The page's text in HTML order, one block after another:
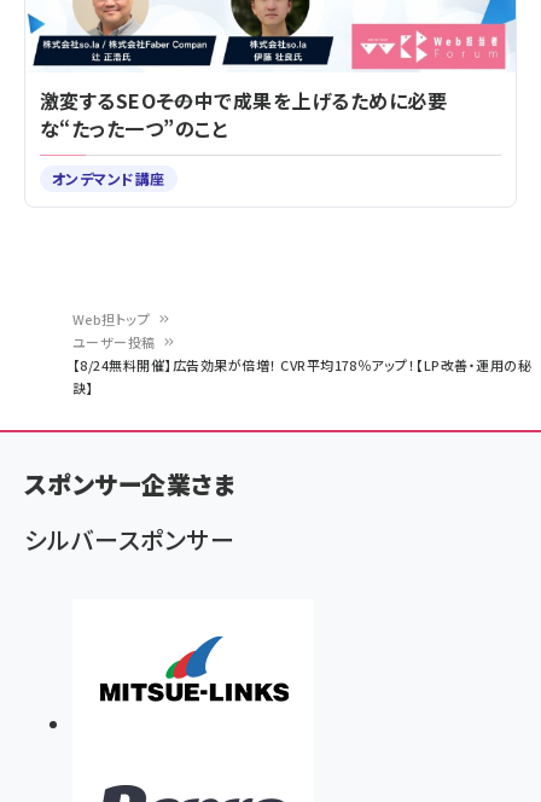
く
ず
Web担トップ
ユーザー投稿
【8/24無料開催】広告効果が倍増！ CVR平均178％アップ！【LP改善・運用の秘
訣】
激変するSEO――その中で成果を上げるために必要
な“たった一つ”のこと
オンデマンド講座
スポンサー企業さま
シルバースポンサー